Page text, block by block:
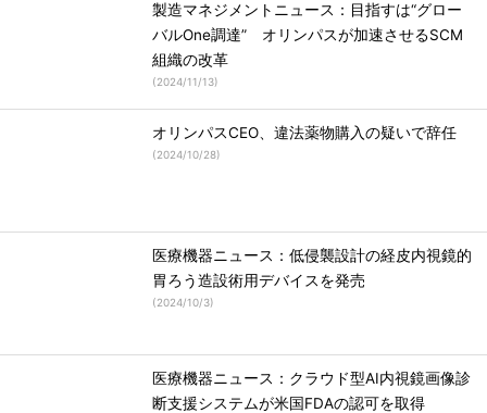
製造マネジメントニュース：目指すは“グロー
バルOne調達” オリンパスが加速させるSCM
組織の改革
(2024/11/13)
オリンパスCEO、違法薬物購入の疑いで辞任
(2024/10/28)
医療機器ニュース：低侵襲設計の経皮内視鏡的
胃ろう造設術用デバイスを発売
(2024/10/3)
医療機器ニュース：クラウド型AI内視鏡画像診
断支援システムが米国FDAの認可を取得